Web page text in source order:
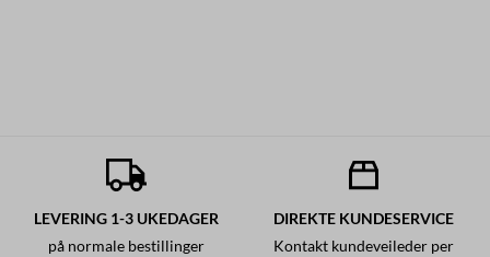
LEVERING 1-3 UKEDAGER
på normale bestillinger
DIREKTE KUNDESERVICE
Kontakt kundeveileder per